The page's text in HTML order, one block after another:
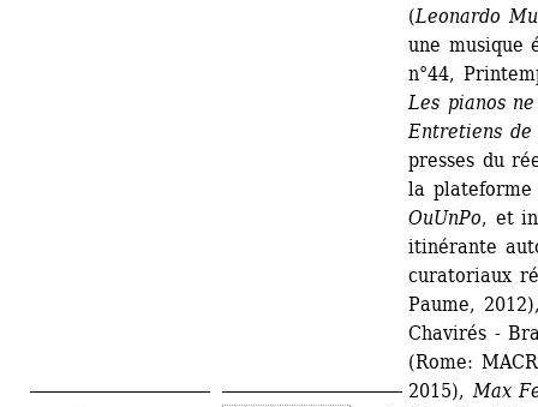
(Leonardo
une musique
n°44,
Les pianos
Entretiens de
presses du
la
OuUnPo, et
itinérante
curatoriaux
Paume,
Chavirés -
(Rome:
2015), Max